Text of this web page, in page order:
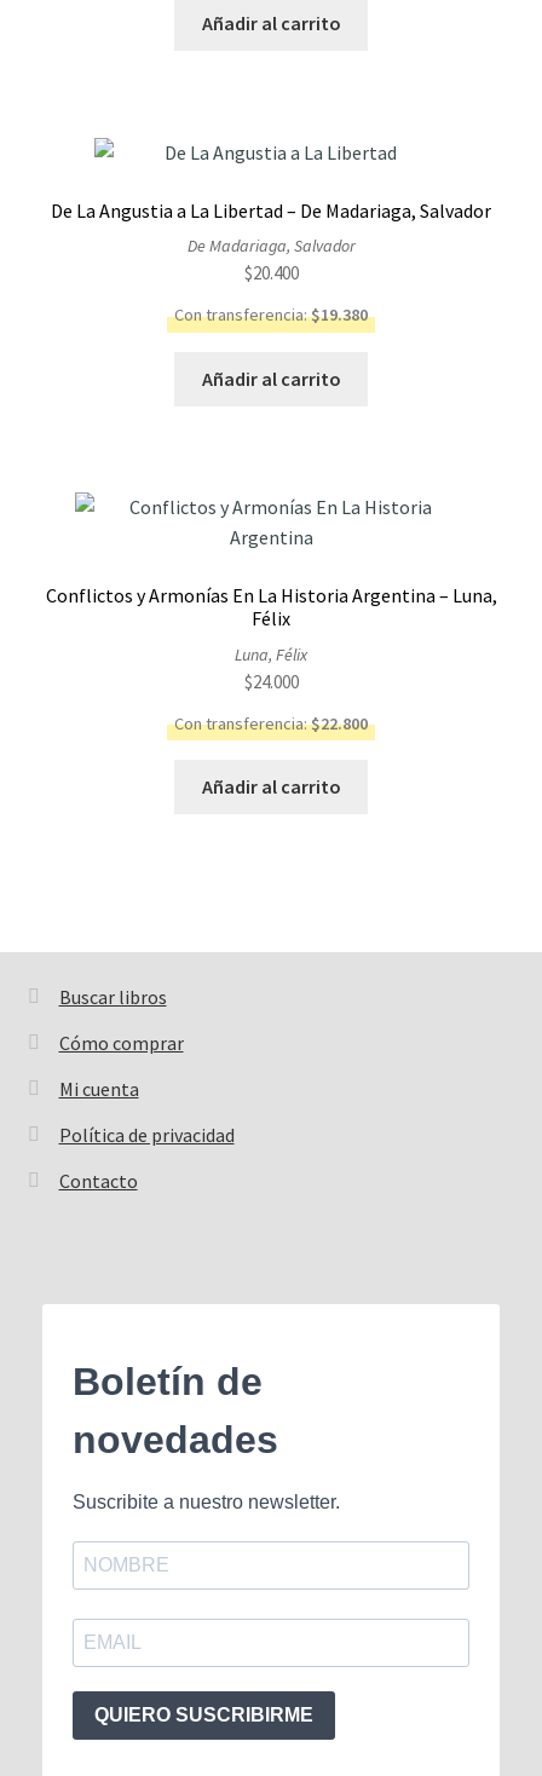
Añadir al carrito
De La Angustia a La Libertad – De Madariaga, Salvador
De Madariaga, Salvador
$20.400
Con transferencia:$19.380
Añadir al carrito
Conflictos y Armonías En La Historia Argentina – Luna,
Félix
Luna, Félix
$24.000
Con transferencia:$22.800
Añadir al carrito
Buscar libros
Buscar:
Cómo comprar
Mi cuenta
Política de privacidad
Contacto
Boletín de
novedades
Suscribite a nuestro newsletter.
QUIERO SUSCRIBIRME